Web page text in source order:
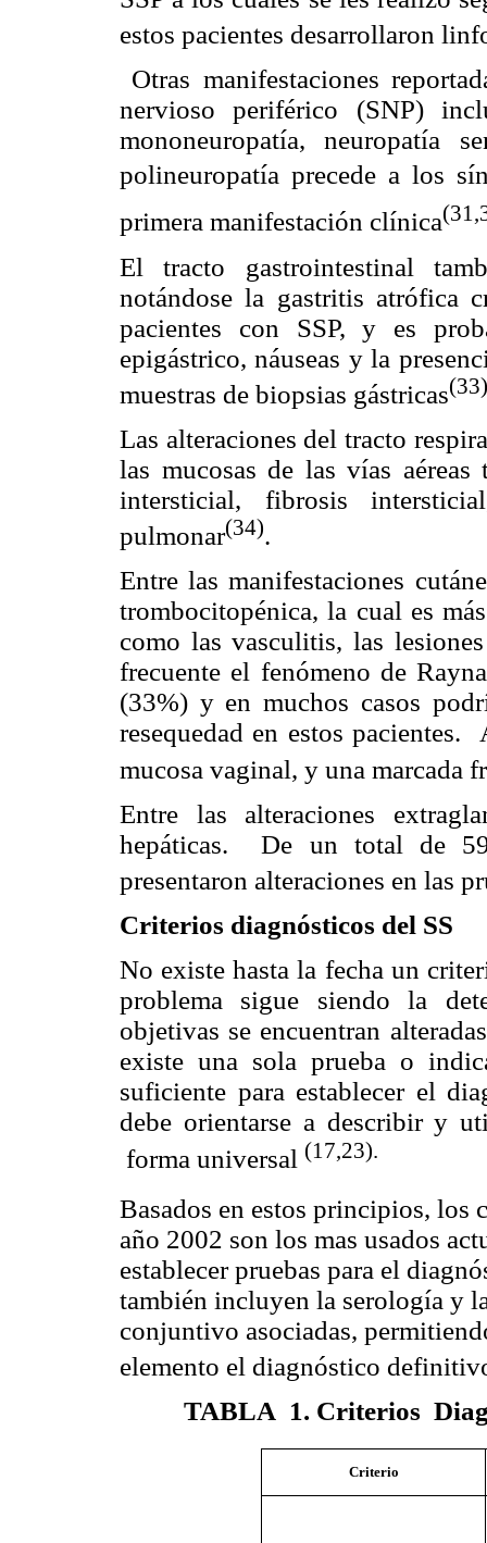
estos pacientes desarrollaron
Otras manifestaciones
nervioso periférico (SNP)
mononeuropatía, neuropatía
polineuropatía precede a los
primera manifestación clínica
El tracto gastrointestinal
notándose la gastritis atrófica
pacientes con SSP, y es
epigástrico, náuseas y la
muestras de biopsias gástricas(33)
Las alteraciones del tracto
las mucosas de las vías
intersticial, fibrosis
pulmonar(34).
Entre las manifestaciones
trombocitopénica, la cual es
como las vasculitis, las
frecuente el fenómeno de
(33%) y en muchos casos
resequedad en estos pacientes.
mucosa vaginal, y una marcada
Entre las alteraciones
hepáticas. De un total de 59
presentaron alteraciones en las
Criterios diagnósticos del SS
No existe hasta la fecha un
problema sigue siendo la
objetivas se encuentran
existe una sola prueba o
suficiente para establecer el
debe orientarse a describir y
forma universal (17,23).
Basados en estos principios,
año 2002 son los mas usados
establecer pruebas para el
también incluyen la serología y
conjuntivo asociadas,
elemento el diagnóstico
TABLA 1. Criterios
Criterio